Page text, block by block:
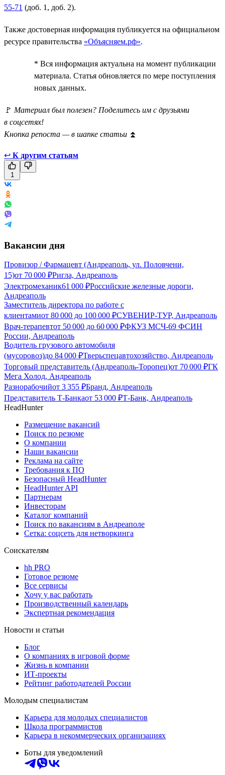
55-71 (доб. 1, доб. 2).
Также достоверная информация публикуется на официальном
ресурсе правительства «Объясняем.рф».
* Вся информация актуальна на момент публикации
материала. Статья обновляется по мере поступления
новых данных.
🚩 Материал был полезен? Поделитесь им с друзьями
в соцсетях!
Кнопка репоста — в шапке статьи ⏫
↩ К другим статьям
1
Вакансии дня
Провизор / Фармацевт (Андреаполь, ул. Половчени,
15)от 70 000 ₽Ригла, Андреаполь
Электромеханик61 000 ₽Российские железные дороги,
Андреаполь
Заместитель директора по работе с
клиентамиот 80 000 до 100 000 ₽СУВЕНИР-ТУР, Андреаполь
Врач-терапевтот 50 000 до 60 000 ₽ФКУЗ МСЧ-69 ФСИН
России, Андреаполь
Водитель грузового автомобиля
(мусоровоз)до 84 000 ₽Тверьспецавтохозяйство, Андреаполь
Торговый представитель (Андреаполь-Торопец)от 70 000 ₽ГК
Мега Холод, Андреаполь
Разнорабочийот 3 355 ₽Бранд, Андреаполь
Представитель Т-Банкаот 53 000 ₽Т-Банк, Андреаполь
HeadHunter
Размещение вакансий
Поиск по резюме
О компании
Наши вакансии
Реклама на сайте
Требования к ПО
Безопасный HeadHunter
HeadHunter API
Партнерам
Инвесторам
Каталог компаний
Поиск по вакансиям в Андреаполе
Сетка: соцсеть для нетворкинга
Соискателям
hh PRO
Готовое резюме
Все сервисы
Хочу у вас работать
Производственный календарь
Экспертная рекомендация
Новости и статьи
Блог
О компаниях в игровой форме
Жизнь в компании
ИТ-проекты
Рейтинг работодателей России
Молодым специалистам
Карьера для молодых специалистов
Школа программистов
Карьера в некоммерческих организациях
Боты для уведомлений